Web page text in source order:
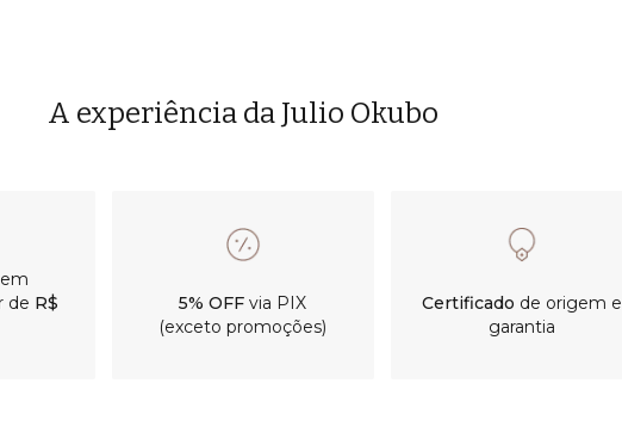
A experiência da Julio Okubo
de R$
5% OFF via PIX
(exceto promoções)
Certificado de origem e
garantia